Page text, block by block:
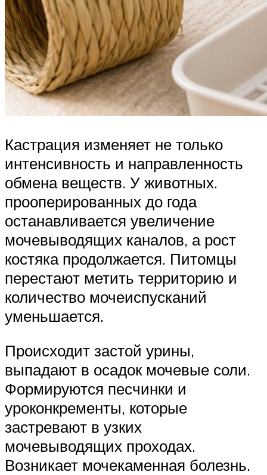
Кастрация изменяет не только
интенсивность и направленность
обмена веществ. У животных.
прооперированных до года
останавливается увеличение
мочевыводящих каналов, а рост
костяка продолжается. Питомцы
перестают метить территорию и
количество мочеиспусканий
уменьшается.
Происходит застой урины,
выпадают в осадок мочевые соли.
Формируются песчинки и
уроконкременты, которые
застревают в узких
мочевыводящих проходах.
Возникает мочекаменная болезнь.